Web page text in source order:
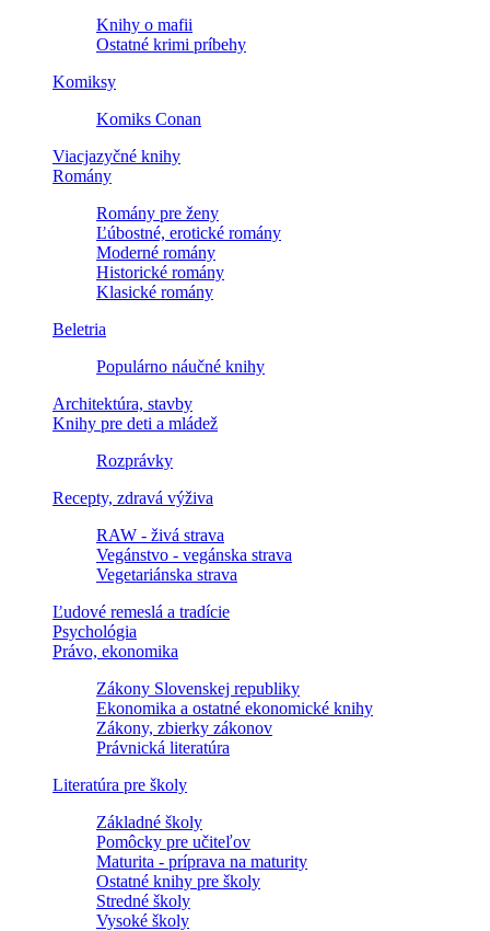
Knihy o mafii
Ostatné krimi príbehy
Komiksy
Komiks Conan
Viacjazyčné knihy
Romány
Romány pre ženy
Ľúbostné, erotické romány
Moderné romány
Historické romány
Klasické romány
Beletria
Populárno náučné knihy
Architektúra, stavby
Knihy pre deti a mládež
Rozprávky
Recepty, zdravá výživa
RAW - živá strava
Vegánstvo - vegánska strava
Vegetariánska strava
Ľudové remeslá a tradície
Psychológia
Právo, ekonomika
Zákony Slovenskej republiky
Ekonomika a ostatné ekonomické knihy
Zákony, zbierky zákonov
Právnická literatúra
Literatúra pre školy
Základné školy
Pomôcky pre učiteľov
Maturita - príprava na maturity
Ostatné knihy pre školy
Stredné školy
Vysoké školy